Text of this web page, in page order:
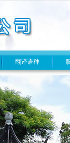
翻译语种